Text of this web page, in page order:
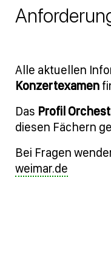
Alle aktuellen
Konzertexamen
Das Profil
diesen Fächern
Bei Fragen
weimar.de